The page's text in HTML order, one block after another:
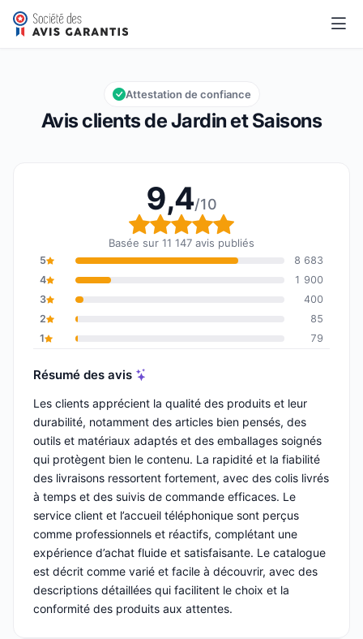
Jardin et Saisons
Note globale : 9,4 sur 10
9,4/10
Avis clients de Jardin et Saisons
Attestation de confiance
9,4/10
Note globale : 9,4 sur
Basée sur 11 147 avis publiés
5
8 683
4
1 900
3
400
2
85
1
79
Résumé des avis
Les clients apprécient la qualité des produits et leur
durabilité, notamment des articles bien pensés, des
outils et matériaux adaptés et des emballages soignés
qui protègent bien le contenu. La rapidité et la fiabilité
des livraisons ressortent fortement, avec des colis livrés
à temps et des suivis de commande efficaces. Le
service client et l’accueil téléphonique sont perçus
comme professionnels et réactifs, complétant une
expérience d’achat fluide et satisfaisante. Le catalogue
est décrit comme varié et facile à découvrir, avec des
descriptions détaillées qui facilitent le choix et la
conformité des produits aux attentes.